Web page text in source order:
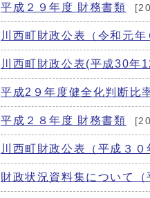
平成２９年度 財務書類
川西町財政公表（令和元年
川西町財政公表(平成30年
平成2９年度健全化判断比
平成２８年度 財務書類
川西町財政公表（平成３０
財政状況資料集について（